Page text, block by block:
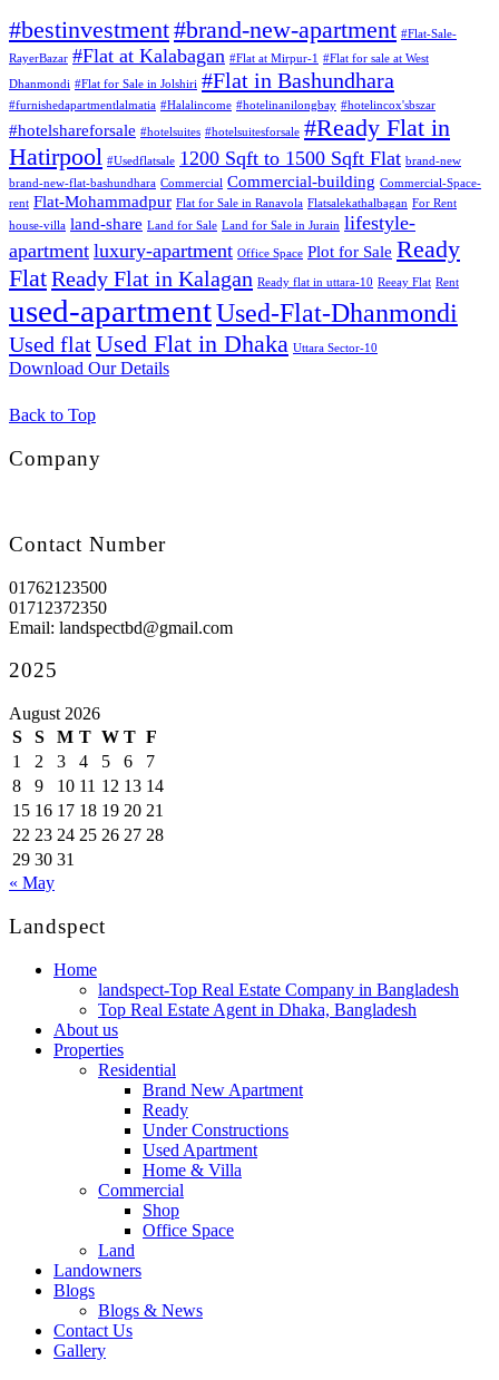
#bestinvestment#brand-new-apartment #Flat-Sale-
RayerBazar #Flat at Kalabagan #Flat at Mirpur-1 #Flat for sale at West
Dhanmondi #Flat for Sale in Jolshiri #Flat in Bashundhara
#furnishedapartmentlalmatia #Halalincome #hotelinanilongbay #hotelincox'sbszar
#hotelshareforsale #hotelsuites #hotelsuitesforsale #Ready Flat in
Hatirpool #Usedflatsale 1200 Sqft to 1500 Sqft Flat brand-new
brand-new-flat-bashundhara Commercial Commercial-building Commercial-Space-
rent Flat-Mohammadpur Flat for Sale in Ranavola Flatsalekathalbagan For Rent
house-villa land-share Land for Sale Land for Sale in Jurain lifestyle-
apartment luxury-apartment Office Space Plot for Sale Ready
FlatReady Flat in Kalagan Ready flat in uttara-10 Reeay Flat Rent
used-apartmentUsed-Flat-Dhanmondi
Used flatUsed Flat in Dhaka Uttara Sector-10
Download Our Details
Back to Top
Company
Contact Number
01762123500
01712372350
Email: landspectbd@gmail.com
2025
August 2026
S
S M T W T F
1
2 3 4 5 6
7
8
9 10 11 12 13 14
15 16 17 18 19 20 21
22 23 24 25 26 27 28
29 30 31
« May
Landspect
Home
landspect-Top Real Estate Company in Bangladesh
Top Real Estate Agent in Dhaka, Bangladesh
About us
Properties
Residential
Brand New Apartment
Ready
Under Constructions
Used Apartment
Home & Villa
Commercial
Shop
Office Space
Land
Landowners
Blogs
Blogs & News
Contact Us
Gallery